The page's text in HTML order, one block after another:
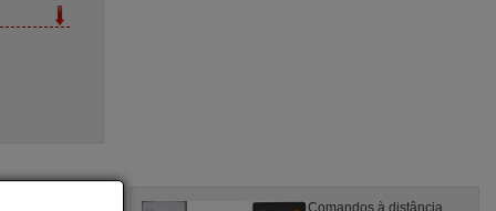
Comandos à distância